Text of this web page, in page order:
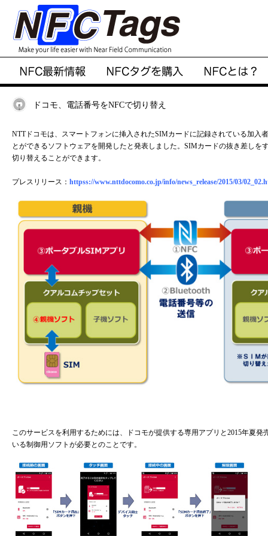
ドコモ、電話番号をNFCで切り替え
NTTドコモは、スマートフォンに挿入されたSIMカードに記録されている加入
とができるソフトウェアを開発したと発表しました。SIMカードの抜き差しを
切り替えることができます。
プレスリリース： httpss://www.nttdocomo.co.jp/info/news_release/2015/03/
このサービスを利用するためには、ドコモが提供する専用アプリと2015年夏
いる制御用ソフトが必要とのことです。